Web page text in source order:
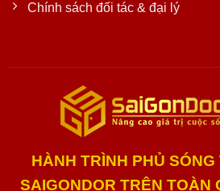
Chính sách đối tác & đại lý
HÀNH TRÌNH PHỦ
SAIGONDOR TRÊN TOÀN